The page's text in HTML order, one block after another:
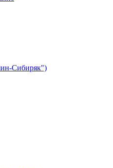
Сибиряк")